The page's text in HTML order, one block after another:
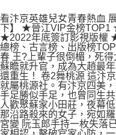
看汴京英雄兒女青春熱血
下】 ★晉江VIP金榜TOP1
★2022年底簽訂影視版權
總榜、古言榜、出版榜
春 王?上輩子很倒楣，死
蘇瞻就升官，成為大趙最
還重生！ 卷2舞桃源 這汴
就屬桃源社。有汴京四美
手足勝似手足，也曾同生
人歡聚蘇家小田莊，夜幕
那沿路殺來的女子，宛如
宮變 阮玉郎手持一枚失落